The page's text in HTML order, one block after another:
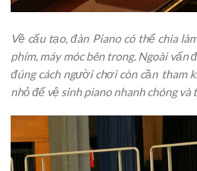
Về cấu tạo, đàn Piano có thể chia
phím, máy móc bên trong. Ngoài vấn
đúng cách người chơi còn cần tham
nhỏ để vệ sinh piano nhanh chóng và